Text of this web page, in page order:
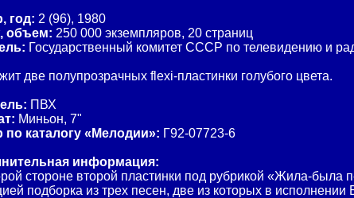
год: 2 (96), 1980
объем: 250 000 экземпляров, 20 страниц
Государственный комитет СССР по телевидению и
две полупрозрачных flexi-пластинки голубого цвета.
ПВХ
Миньон, 7"
по каталогу «Мелодии»: Г92-07723-6
информация:
стороне второй пластинки под рубрикой «Жила-была
подборка из трех песен, две из которых в исполнении